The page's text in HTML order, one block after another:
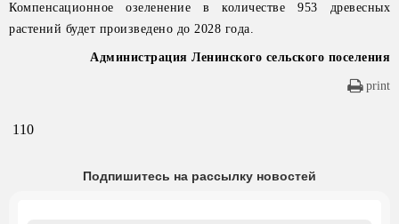
Компенсационное озеленение в количестве 953 древесных
растений будет произведено до 2028 года.
Администрация Ленинского сельского поселения
print
110
Подпишитесь на рассылку новостей